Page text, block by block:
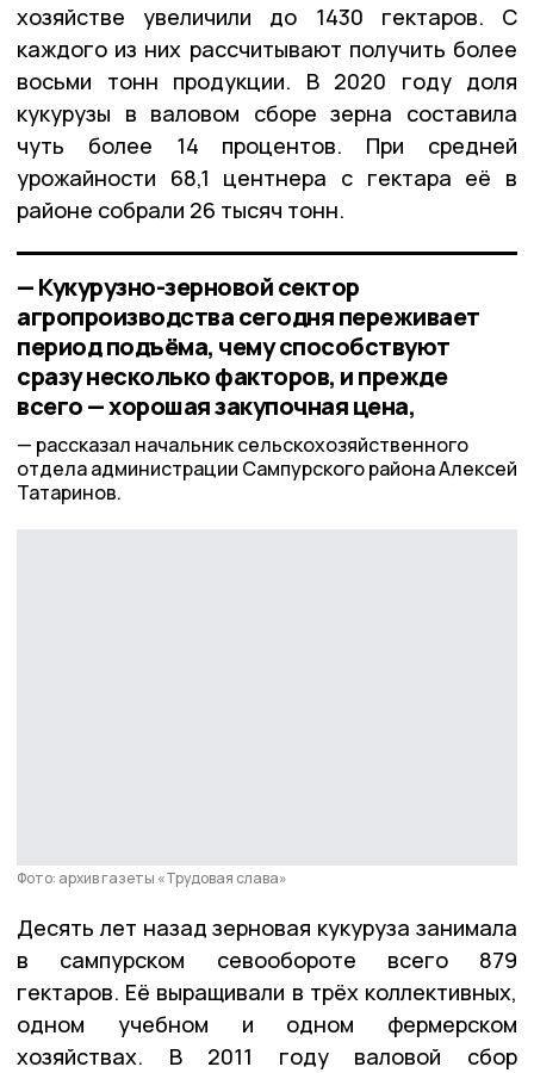
хозяйстве увеличили до 1430 гектаров. С
каждого из них рассчитывают получить более
восьми тонн продукции. В 2020 году доля
кукурузы в валовом сборе зерна составила
чуть более 14 процентов. При средней
урожайности 68,1 центнера с гектара её в
районе собрали 26 тысяч тонн.
— Кукурузно-зерновой сектор
агропроизводства сегодня переживает
период подъёма, чему способствуют
сразу несколько факторов, и прежде
всего — хорошая закупочная цена,
рассказал начальник сельскохозяйственного
отдела администрации Сампурского района Алексей
Татаринов.
Фото: архив газеты «Трудовая слава»
Десять лет назад зерновая кукуруза занимала
в сампурском севообороте всего 879
гектаров. Её выращивали в трёх коллективных,
одном учебном и одном фермерском
хозяйствах. В 2011 году валовой сбор